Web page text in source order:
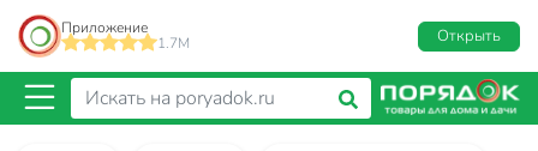
Приложение
1.7M
Открыть